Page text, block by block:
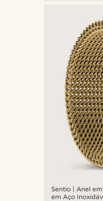
Sentio | Anel
em Aço